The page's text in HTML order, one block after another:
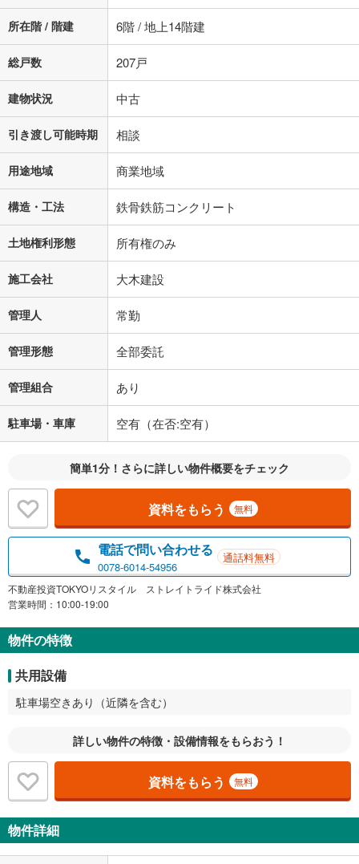
所在階 / 階建 6階 / 地上14階建
総戸数 207戸
建物状況 中古
引き渡し可能時期 相談
用途地域 商業地域
構造・工法 鉄骨鉄筋コンクリート
土地権利形態 所有権のみ
施工会社 大木建設
管理人 常勤
管理形態 全部委託
管理組合 あり
駐車場・車庫 空有（在否:空有）
簡単1分！さらに詳しい物件概要をチェック
資料をもらう 無料
電話で問い合わせる
0078-6014-54956
通話料無料
不動産投資TOKYOリスタイル ストレイトライド株式会社
営業時間：10:00-19:00
物件の特徴
共用設備
駐車場空きあり（近隣を含む）
詳しい物件の特徴・設備情報をもらおう！
資料をもらう 無料
物件詳細